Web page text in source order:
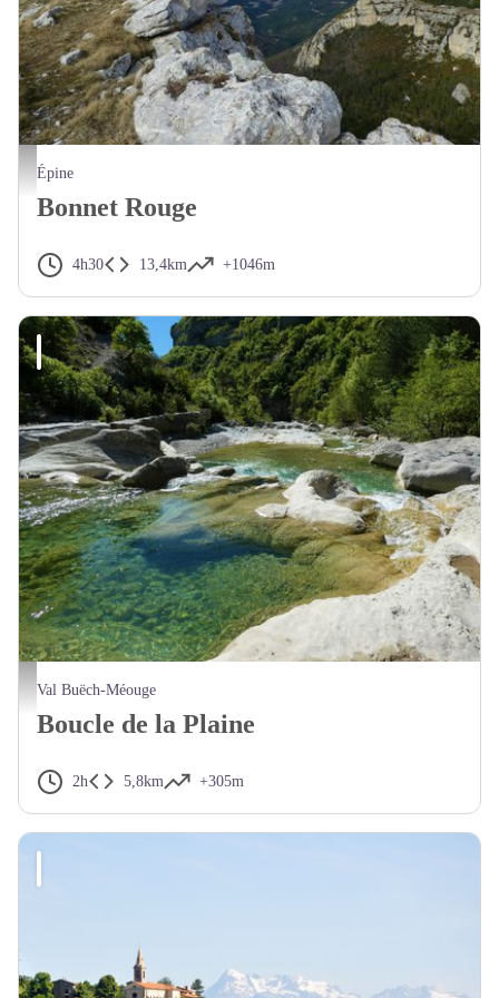
Sommet du Bonnet Rouge - CCSB
Épine
Bonnet Rouge
4h30 13,4km +1046m
Belles piscines naturelles - CCSB
Val Buëch-Méouge
Boucle de la Plaine
2h 5,8km +305m